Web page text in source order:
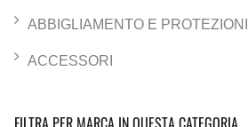
ABBIGLIAMENTO E PROTEZIONI
ACCESSORI